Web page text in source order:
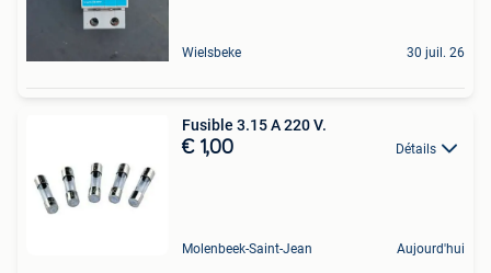
Wielsbeke 30 juil. 26
Fusible 3.15 A 220 V.
€ 1,00 Détails
Molenbeek-Saint-Jean Aujourd'hui